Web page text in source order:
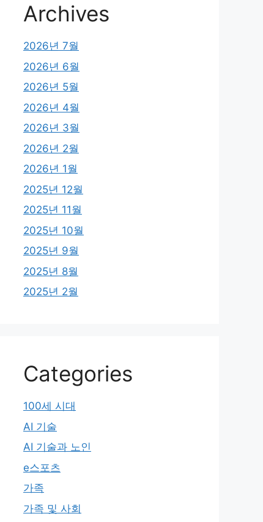
Archives
2026년 7월
2026년 6월
2026년 5월
2026년 4월
2026년 3월
2026년 2월
2026년 1월
2025년 12월
2025년 11월
2025년 10월
2025년 9월
2025년 8월
2025년 2월
Categories
100세 시대
AI 기술
AI 기술과 노인
e스포츠
가족
가족 및 사회